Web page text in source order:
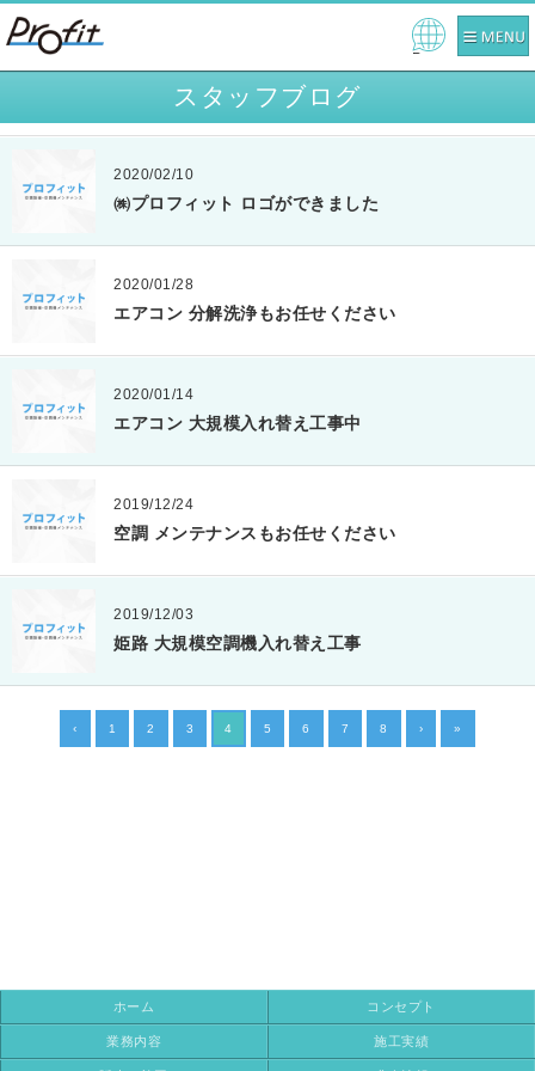
Pow
スタッフブログ
2020/02/10
㈱プロフィット ロゴができました
2020/01/28
エアコン 分解洗浄もお任せください
2020/01/14
エアコン 大規模入れ替え工事中
2019/12/24
空調 メンテナンスもお任せください
2019/12/03
姫路 大規模空調機入れ替え工事
‹ 1 2 3 4 5 6 7 8 › »
ホーム コンセプト
業務内容 施工実績